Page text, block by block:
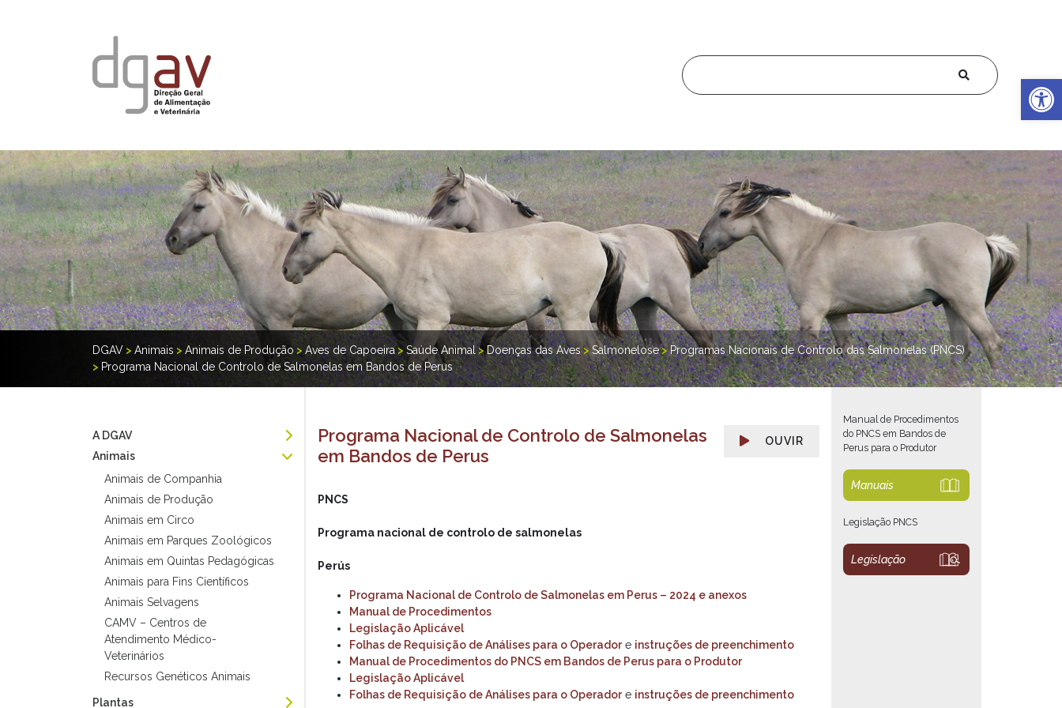
DGAV > Animais > Animais de Produção > Aves de Capoeira> Saúde Animal>Doenças das Aves>Salmonelose>Programas Nacionais de Controlo das Salmonelas (PNCS)
> Programa Nacional de Controlo de Salmonelas em Bandos de Perus
A DGAV
Animais
Animais de Companhia
Animais de Produção
Animais em Circo
Animais em Parques Zoológicos
Animais em Quintas Pedagógicas
Animais para Fins Científicos
Animais Selvagens
CAMV – Centros de
Atendimento Médico-
Veterinários
Recursos Genéticos Animais
Plantas
OUVIR
Programa Nacional de Controlo de Salmonelas
em Bandos de Perus
PNCS
Programa nacional de controlo de salmonelas
Perús
Programa Nacional de Controlo de Salmonelas em Perus – 2024 e anexos
Manual de Procedimentos
Legislação Aplicável
Folhas de Requisição de Análises para o Operadore instruções de preenchimento
Manual de Procedimentos do PNCS em Bandos de Perus para o Produtor
Legislação Aplicável
Folhas de Requisição de Análises para o Operadore instruções de preenchimento
Manual de Procedimentos
do PNCS em Bandos de
Perus para o Produtor
Manuais
Legislação PNCS
Legislação